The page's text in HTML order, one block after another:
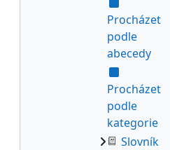
Procházet
podle
abecedy
Procházet
podle
kategorie
Slovník